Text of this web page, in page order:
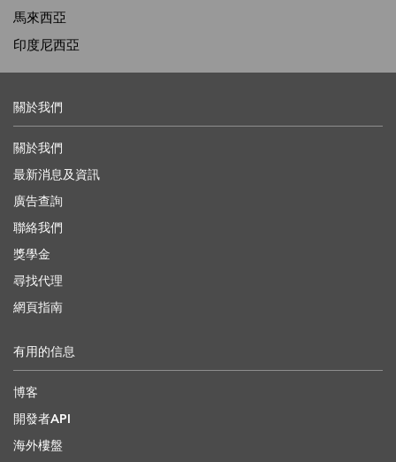
馬來西亞
印度尼西亞
關於我們
關於我們
最新消息及資訊
廣告查詢
聯絡我們
獎學金
尋找代理
網頁指南
有用的信息
博客
開發者API
海外樓盤